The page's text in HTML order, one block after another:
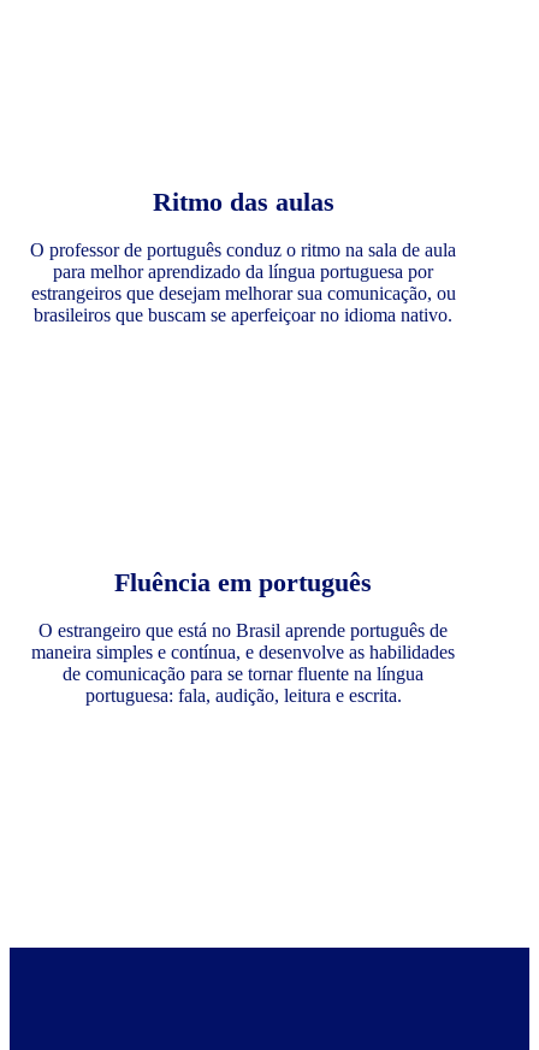
Ritmo das aulas
O professor de português conduz o ritmo na sala de aula
para melhor aprendizado da língua portuguesa por
estrangeiros que desejam melhorar sua comunicação, ou
brasileiros que buscam se aperfeiçoar no idioma nativo.
Fluência em português
O estrangeiro que está no Brasil aprende português de
maneira simples e contínua, e desenvolve as habilidades
de comunicação para se tornar fluente na língua
portuguesa: fala, audição, leitura e escrita.